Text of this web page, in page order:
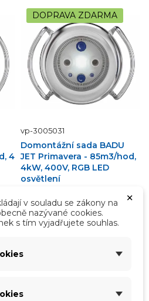
4
DOPRAVA ZDARMA
vp-3005031
Domontážní sada BADU
JET Primavera - 85m3/hod,
4kW, 400V, RGB LED
osvětlení
BADU JET Primavera -
85m3/hod, 400V, RGB LED
osvětlení.
93 146,28 Kč
Čekáme na naskladnění
×
v souladu se zákony na
nazývané cookies.
s tím vyjadřujete souhlas.